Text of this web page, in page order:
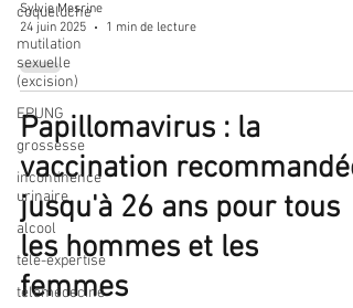
coqueluche
mutilation
sexuelle
(excision)
EPUNG
grossesse
incontinence
urinaire
alcool
télé-expertise
télémédecine
Sylvie Mesrine
24 juin 2025
1 min de lecture
Papillomavirus : la
vaccination recommandée
jusqu'à 26 ans pour tous
les hommes et les
femmes